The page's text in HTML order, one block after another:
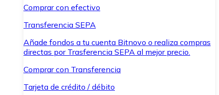
Comprar con efectivo
Transferencia SEPA
Añade fondos a tu cuenta Bitnovo o realiza compras
directas por Trasferencia SEPA al mejor precio.
Comprar con Transferencia
Tarjeta de crédito / débito